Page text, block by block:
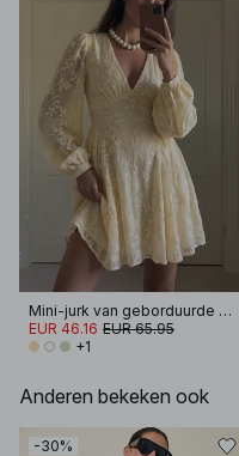
Mini-jurk van geborduurde chiffon met lange mouwen
EUR 46.16 EUR 65.95
+1
Anderen bekeken ook
-30%